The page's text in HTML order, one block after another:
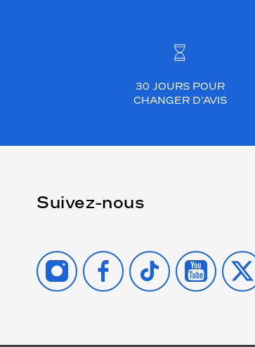
30 JOURS POUR
CHANGER D’AVIS
Suivez-nous
INSTAGRAMFACEBOOK
TIKTOK YOUTUBE
X